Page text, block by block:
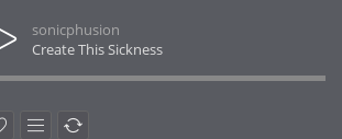
sonicphusion
Create This Sickness